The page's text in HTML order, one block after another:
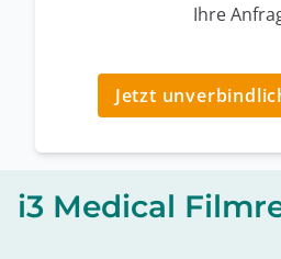
Ihre
Jetzt
i3 Medical